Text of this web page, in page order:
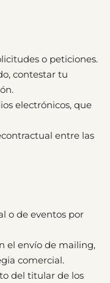
o peticiones.
contestar tu
electrónicos, que
entre las
o de eventos por
el envío de mailing,
comercial.
del titular de los